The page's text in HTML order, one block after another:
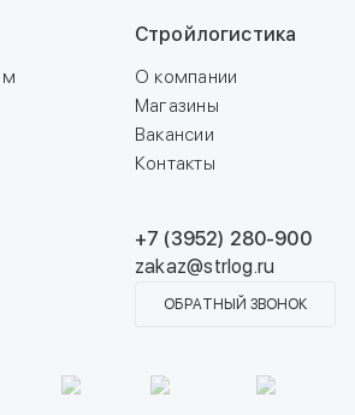
Стройлогистика
О компании
Магазины
Вакансии
Контакты
+7 (3952) 280-900
zakaz@strlog.ru
ОБРАТНЫЙ ЗВОНОК